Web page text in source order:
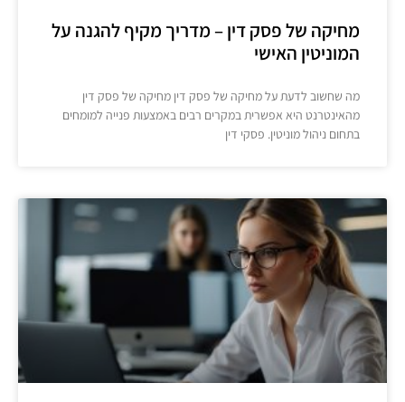
מחיקה של פסק דין – מדריך מקיף להגנה על
המוניטין האישי
מה שחשוב לדעת על מחיקה של פסק דין מחיקה של פסק דין
מהאינטרנט היא אפשרית במקרים רבים באמצעות פנייה למומחים
בתחום ניהול מוניטין. פסקי דין